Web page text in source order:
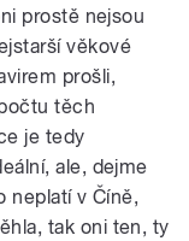
prostě nejsou
věkové
prošli,
těch
je tedy
ale, dejme
neplatí v Číně,
tak oni ten, ty